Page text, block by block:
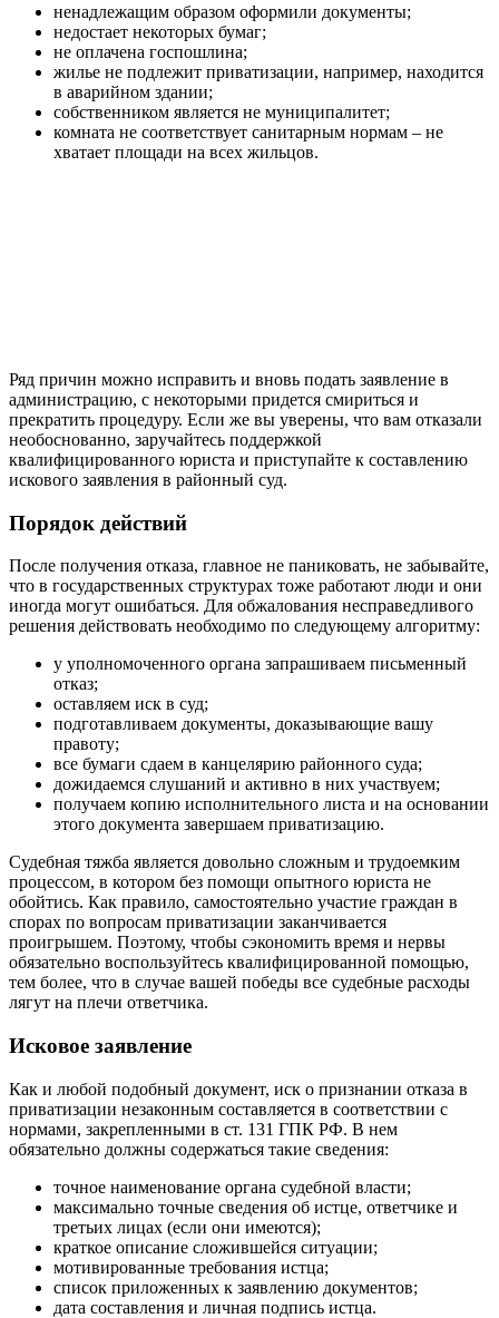
ненадлежащим образом оформили документы;
недостает некоторых бумаг;
не оплачена госпошлина;
жилье не подлежит приватизации, например, находится
в аварийном здании;
собственником является не муниципалитет;
комната не соответствует санитарным нормам – не
хватает площади на всех жильцов.
Ряд причин можно исправить и вновь подать заявление в
администрацию, с некоторыми придется смириться и
прекратить процедуру. Если же вы уверены, что вам отказали
необоснованно, заручайтесь поддержкой
квалифицированного юриста и приступайте к составлению
искового заявления в районный суд.
Порядок действий
После получения отказа, главное не паниковать, не забывайте,
что в государственных структурах тоже работают люди и они
иногда могут ошибаться. Для обжалования несправедливого
решения действовать необходимо по следующему алгоритму:
у уполномоченного органа запрашиваем письменный
отказ;
оставляем иск в суд;
подготавливаем документы, доказывающие вашу
правоту;
все бумаги сдаем в канцелярию районного суда;
дожидаемся слушаний и активно в них участвуем;
получаем копию исполнительного листа и на основании
этого документа завершаем приватизацию.
Судебная тяжба является довольно сложным и трудоемким
процессом, в котором без помощи опытного юриста не
обойтись. Как правило, самостоятельно участие граждан в
спорах по вопросам приватизации заканчивается
проигрышем. Поэтому, чтобы сэкономить время и нервы
обязательно воспользуйтесь квалифицированной помощью,
тем более, что в случае вашей победы все судебные расходы
лягут на плечи ответчика.
Исковое заявление
Как и любой подобный документ, иск о признании отказа в
приватизации незаконным составляется в соответствии с
нормами, закрепленными в ст. 131 ГПК РФ. В нем
обязательно должны содержаться такие сведения:
точное наименование органа судебной власти;
максимально точные сведения об истце, ответчике и
третьих лицах (если они имеются);
краткое описание сложившейся ситуации;
мотивированные требования истца;
список приложенных к заявлению документов;
дата составления и личная подпись истца.